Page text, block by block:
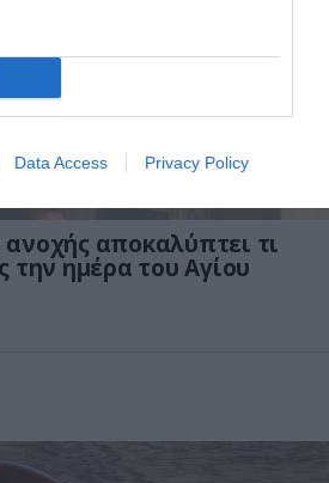
Data Access Privacy Policy
αποκαλύπτει τι
την ημέρα του Αγίου